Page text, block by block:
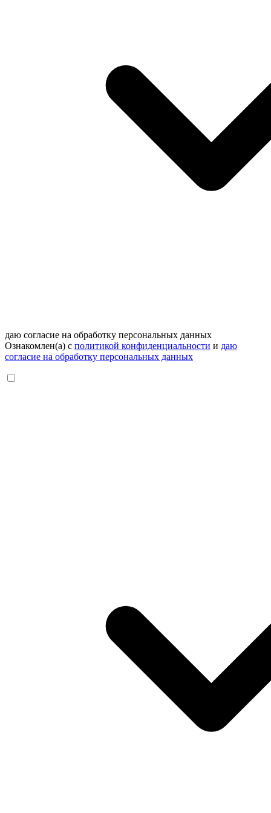
даю согласие на обработку персональных данных
Ознакомлен(а) с политикой конфиденциальности и даю
согласие на обработку персональных данных